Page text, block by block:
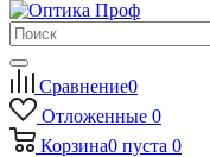
Сравнение0
Отложенные 0
Корзина0 пуста 0